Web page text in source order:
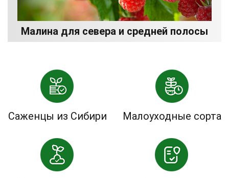
Малина для севера и средней полосы
Саженцы из Сибири Малоуходные сорта